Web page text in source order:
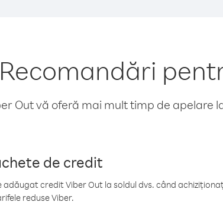
Recomandări
Out vă oferă mai mult timp de apelare
de credit
adăugat credit Viber Out la soldul dvs. când
reduse Viber.